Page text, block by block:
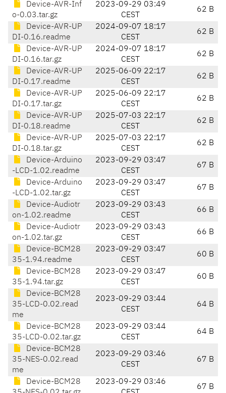
Device-AVR-Inf
o-0.03.tar.gz
2023-09-29 03:49
CEST
62 B
Device-AVR-UP
DI-0.16.readme
2024-09-07 18:17
CEST
62 B
Device-AVR-UP
DI-0.16.tar.gz
2024-09-07 18:17
CEST
62 B
Device-AVR-UP
DI-0.17.readme
2025-06-09 22:17
CEST
62 B
Device-AVR-UP
DI-0.17.tar.gz
2025-06-09 22:17
CEST
62 B
Device-AVR-UP
DI-0.18.readme
2025-07-03 22:17
CEST
62 B
Device-AVR-UP
DI-0.18.tar.gz
2025-07-03 22:17
CEST
62 B
Device-Arduino
-LCD-1.02.readme
2023-09-29 03:47
CEST
67 B
Device-Arduino
-LCD-1.02.tar.gz
2023-09-29 03:47
CEST
67 B
Device-Audiotr
on-1.02.readme
2023-09-29 03:43
CEST
66 B
Device-Audiotr
on-1.02.tar.gz
2023-09-29 03:43
CEST
66 B
Device-BCM28
35-1.94.readme
2023-09-29 03:47
CEST
60 B
Device-BCM28
35-1.94.tar.gz
2023-09-29 03:47
CEST
60 B
Device-BCM28
35-LCD-0.02.read
me
2023-09-29 03:44
CEST
64 B
Device-BCM28
35-LCD-0.02.tar.gz
2023-09-29 03:44
CEST
64 B
Device-BCM28
35-NES-0.02.read
me
2023-09-29 03:46
CEST
67 B
Device-BCM28
2023-09-29 03:46
67 B